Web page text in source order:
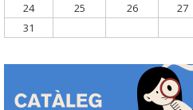
24
25 26 27
31